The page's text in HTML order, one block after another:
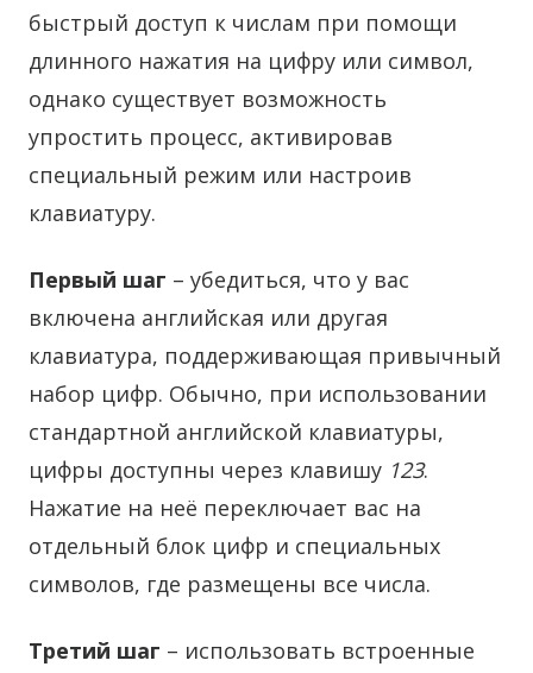
быстрый доступ к числам при помощи
длинного нажатия на цифру или символ,
однако существует возможность
упростить процесс, активировав
специальный режим или настроив
клавиатуру.
Первый шаг – убедиться, что у вас
включена английская или другая
клавиатура, поддерживающая привычный
набор цифр. Обычно, при использовании
стандартной английской клавиатуры,
цифры доступны через клавишу 123.
Нажатие на неё переключает вас на
отдельный блок цифр и специальных
символов, где размещены все числа.
Третий шаг – использовать встроенные